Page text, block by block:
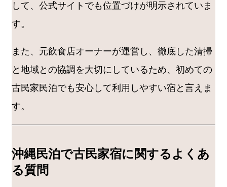
して、公式サイトでも位置づけが明示されていま
す。
また、元飲食店オーナーが運営し、徹底した清掃
と地域との協調を大切にしているため、初めての
古民家民泊でも安心して利用しやすい宿と言えま
す。
沖縄民泊で古民家宿に関するよくあ
る質問